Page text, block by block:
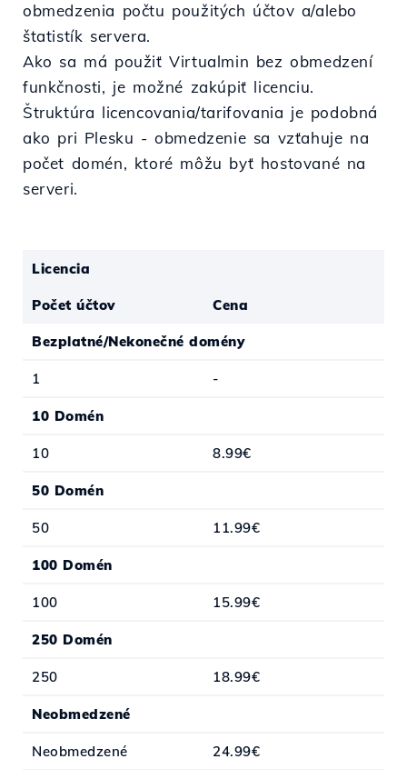
obmedzenia počtu použitých účtov a/alebo
štatistík servera.
Ako sa má použiť Virtualmin bez obmedzení
funkčnosti, je možné zakúpiť licenciu.
Štruktúra licencovania/tarifovania je podobná
ako pri Plesku - obmedzenie sa vzťahuje na
počet domén, ktoré môžu byť hostované na
serveri.
Licencia
Počet účtov Cena
Bezplatné/Nekonečné domény
1 -
10 Domén
10 8.99€
50 Domén
50 11.99€
100 Domén
100 15.99€
250 Domén
250 18.99€
Neobmedzené
Neobmedzené 24.99€